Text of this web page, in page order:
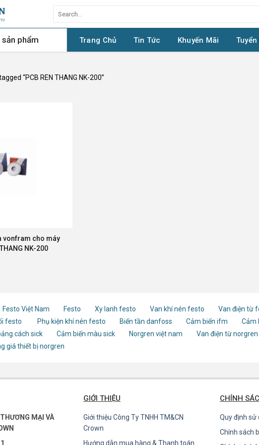
for:
sản phẩm Trang Chủ Tin Tức Khuyến Mãi Tuyển
“PCB REN THANG NK-200”
vonfram cho máy
NK-200
Festo Việt Nam Festo Xy lanh festo Van khí nén festo Van điện từ
festo Phụ kiện khí nén festo Biến tần danfoss Cảm biến ifm Cảm
cách sick
Cảm biến màu sick Norgren việt nam Van điện từ norgren
giá thiết bị norgren
MẠI VÀ
GIỚI THIỆU
Giới thiệu Công Ty TNHH TM&CN
Crown
Hướng dẫn mua hàng & Thanh toán
CHÍNH
Quy định sử
Chính sách